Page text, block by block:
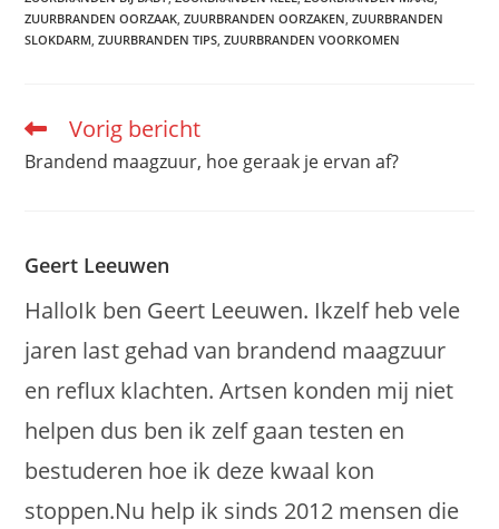
ZUURBRANDEN OORZAAK ZUURBRANDEN OORZAKEN ZUURBRANDEN
SLOKDARM ZUURBRANDEN TIPS ZUURBRANDEN VOORKOMEN
Lees
artikelen
Vorig bericht
Brandend maagzuur, hoe geraak je ervan af?
Geert Leeuwen
HalloIk ben Geert Leeuwen. Ikzelf heb vele
jaren last gehad van brandend maagzuur
en reflux klachten. Artsen konden mij niet
helpen dus ben ik zelf gaan testen en
bestuderen hoe ik deze kwaal kon
stoppen.Nu help ik sinds 2012 mensen die